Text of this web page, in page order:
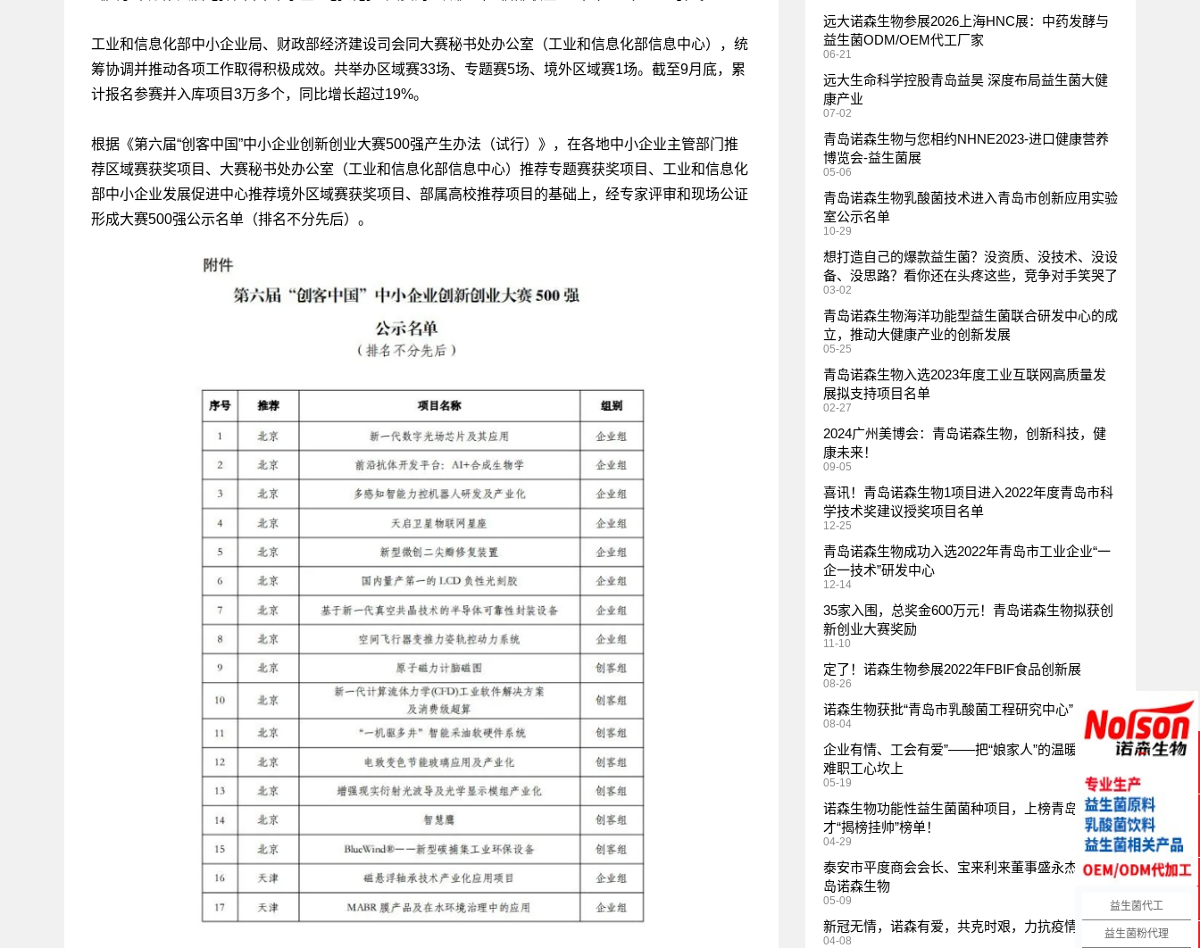
工业和信息化部中小企业局、财政部经济建设司会同大赛秘书处办公室（工业和信息化部信息中心），统
筹协调并推动各项工作取得积极成效。共举办区域赛33场、专题赛5场、境外区域赛1场。截至9月底，累
计报名参赛并入库项目3万多个，同比增长超过19%。
根据《第六届“创客中国”中小企业创新创业大赛500强产生办法（试行）》，在各地中小企业主管部门推
荐区域赛获奖项目、大赛秘书处办公室（工业和信息化部信息中心）推荐专题赛获奖项目、工业和信息化
部中小企业发展促进中心推荐境外区域赛获奖项目、部属高校推荐项目的基础上，经专家评审和现场公证
形成大赛500强公示名单（排名不分先后）。
远大诺森生物参展2026上海HNC展：中药发酵与
益生菌ODM/OEM代工厂家
06-21
远大生命科学控股青岛益昊 深度布局益生菌大健
康产业
07-02
青岛诺森生物与您相约NHNE2023-进口健康营养
博览会-益生菌展
05-06
青岛诺森生物乳酸菌技术进入青岛市创新应用实验
室公示名单
10-29
想打造自己的爆款益生菌？没资质、没技术、没设
备、没思路？看你还在头疼这些，竞争对手笑哭了
03-02
青岛诺森生物海洋功能型益生菌联合研发中心的成
立，推动大健康产业的创新发展
05-25
青岛诺森生物入选2023年度工业互联网高质量发
展拟支持项目名单
02-27
2024广州美博会：青岛诺森生物，创新科技，健
康未来！
09-05
喜讯！青岛诺森生物1项目进入2022年度青岛市科
学技术奖建议授奖项目名单
12-25
青岛诺森生物成功入选2022年青岛市工业企业“一
企一技术”研发中心
12-14
35家入围，总奖金600万元！青岛诺森生物拟获创
新创业大赛奖励
11-10
定了！诺森生物参展2022年FBIF食品创新展
08-26
诺森生物获批“青岛市乳酸菌工程研究中心”
08-04
企业有情、工会有爱”——把“娘家人”的温暖送到困
难职工心坎上
05-19
诺森生物功能性益生菌菌种项目，上榜青岛首批人
才“揭榜挂帅”榜单！
04-29
泰安市平度商会会长、宝来利来董事盛永杰参观青
岛诺森生物
05-09
新冠无情，诺森有爱，共克时艰，力抗疫情
04-08
服务热线
微信客服
益生菌代工
益生菌粉代理